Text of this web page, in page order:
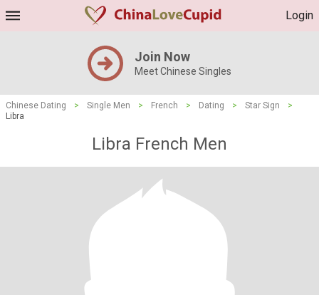
Login
Join Now
Meet Chinese Singles
Chinese Dating > Single Men > French > Dating > Star Sign
>
Libra
Libra French Men